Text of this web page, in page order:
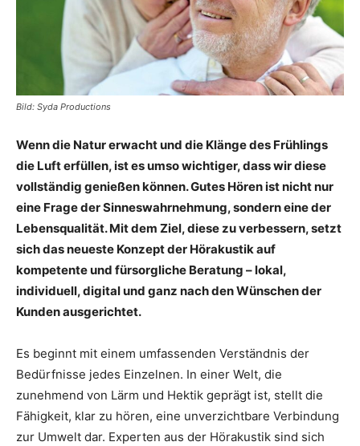
Bild: Syda Productions
Wenn die Natur erwacht und die Klänge des Frühlings
die Luft erfüllen, ist es umso wichtiger, dass wir diese
vollständig genießen können. Gutes Hören ist nicht nur
eine Frage der Sinneswahrnehmung, sondern eine der
Lebensqualität. Mit dem Ziel, diese zu verbessern, setzt
sich das neueste Konzept der Hörakustik auf
kompetente und fürsorgliche Beratung – lokal,
individuell, digital und ganz nach den Wünschen der
Kunden ausgerichtet.
Es beginnt mit einem umfassenden Verständnis der
Bedürfnisse jedes Einzelnen. In einer Welt, die
zunehmend von Lärm und Hektik geprägt ist, stellt die
Fähigkeit, klar zu hören, eine unverzichtbare Verbindung
zur Umwelt dar. Experten aus der Hörakustik sind sich